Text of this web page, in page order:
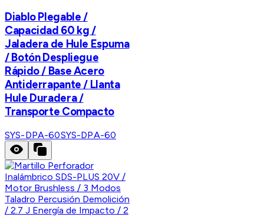
Diablo Plegable /
Capacidad 60 kg /
Jaladera de Hule Espuma
/ Botón Despliegue
Rápido / Base Acero
Antiderrapante / Llanta
Hule Duradera /
Transporte Compacto
SYS-DPA-60SYS-DPA-60